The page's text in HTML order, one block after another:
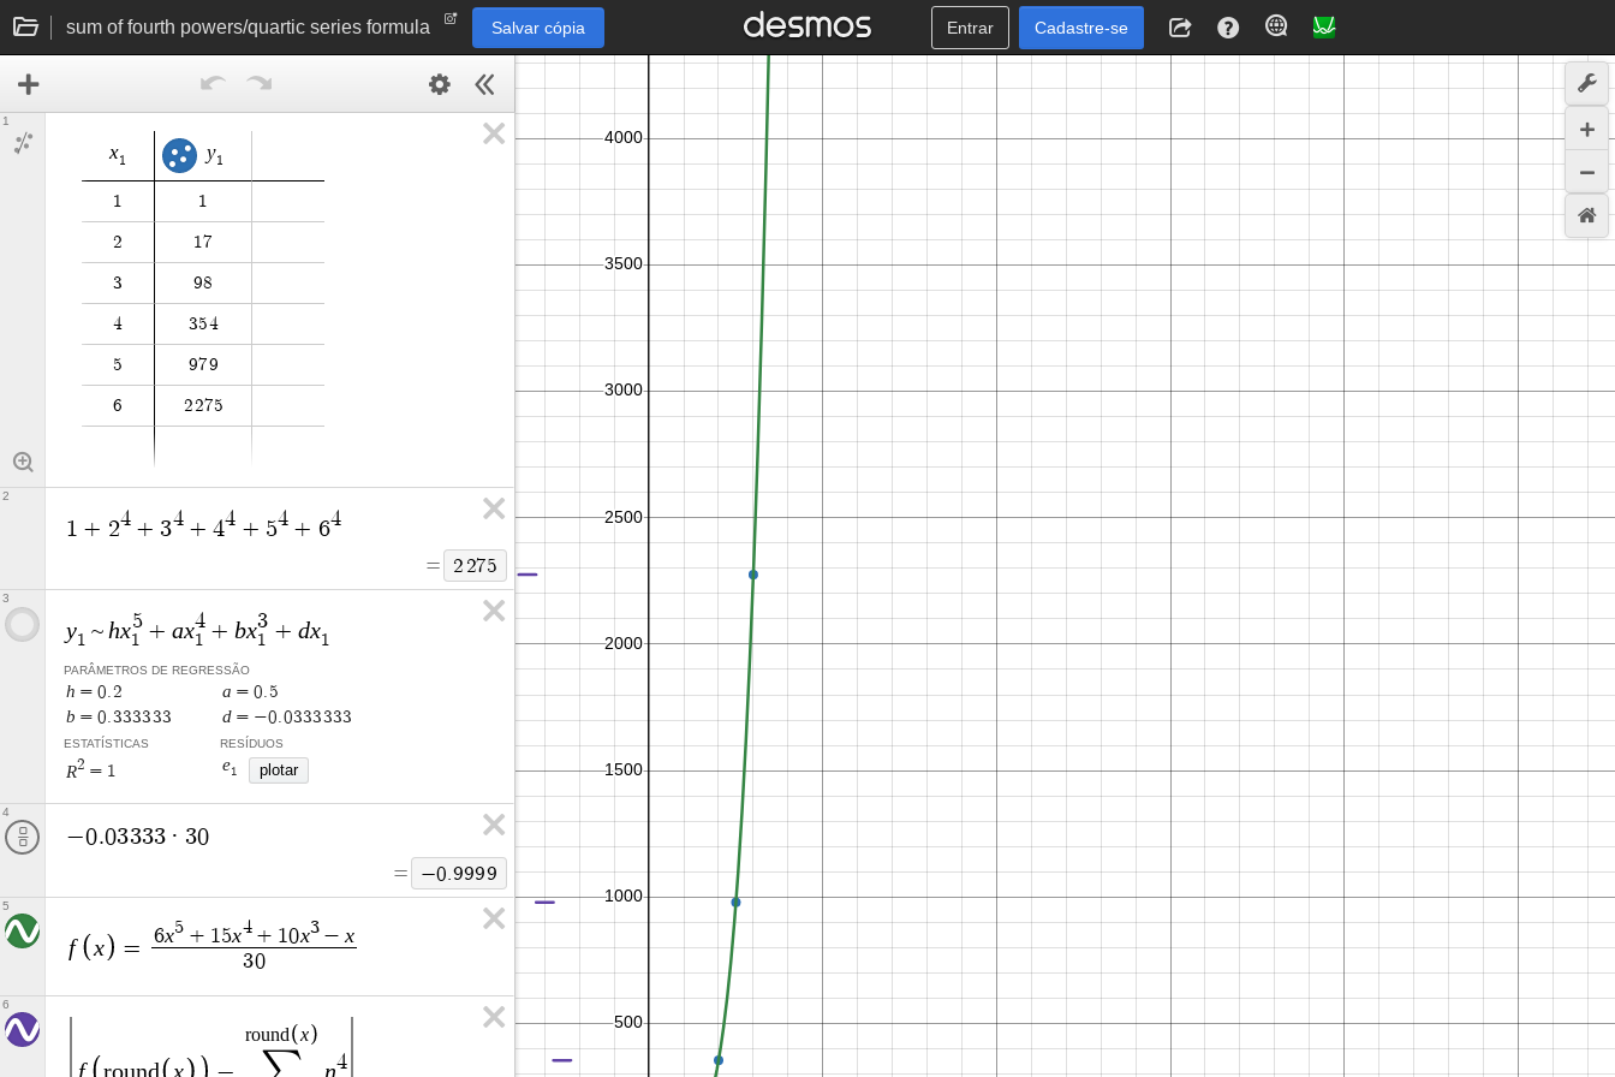
sum of fourth powers/quartic series formula Salvar cópia Entrar Cadastre-se
x1 y1
1 1
2 17
3 98
4 354
5 979
6 2275
1
1 + 24 + 34 + 44 + 54 + 64
= 2 275
2
y1 ~ hx5
1 + ax4
1 + bx3
1 + dx1
PARÂMETROS DE REGRESSÃO
h = 0 2 a = 0 5
b = 0 333333 d = −0 0333333
ESTATÍSTICAS
R2 = 1
RESÍDUOS
e1 plotar
3
−0.03333 · 30
= −0 9999
4
f x = 6x5 + 15x4 + 10x3 − x
30
5
f round x −
round x
n4
6